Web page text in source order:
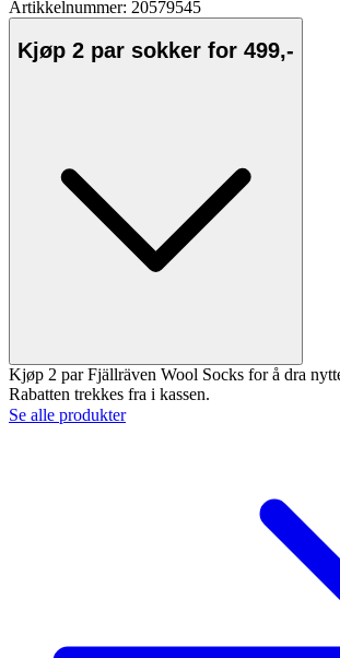
Artikkelnummer: 20579545
Kjøp 2 par sokker for 499,-
Kjøp 2 par Fjällräven Wool Socks for å dra
Rabatten trekkes fra i kassen.
Se alle produkter